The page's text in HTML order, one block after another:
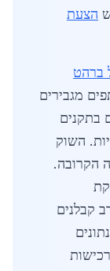
הצעת
ברהט
מגבירים
בתקנים
השוק
צמיחה של 10% בשנה הקרובה.
קבלנים
מראים עלייה של 20% ברכישות